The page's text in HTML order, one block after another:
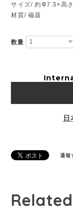
サイズ/ 約Ф7.3×高
材質/ 磁器
数量
日
通報